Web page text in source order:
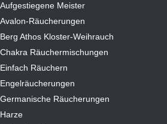
Aufgestiegene Meister
Avalon-Räucherungen
Berg Athos Kloster-Weihrauch
Chakra Räuchermischungen
Einfach Räuchern
Engelräucherungen
Germanische Räucherungen
Harze